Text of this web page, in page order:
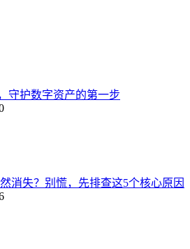
守护数字资产的第一步
消失？别慌，先排查这5个核心原因